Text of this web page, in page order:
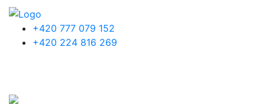
+420 777 079 152
+420 224 816 269